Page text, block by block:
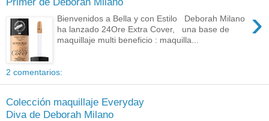
›
Bienvenidos a Bella y con Estilo Deborah Milano
ha lanzado 24Ore Extra Cover, una base de
maquillaje multi beneficio : maquilla...
2 comentarios:
Colección maquillaje Everyday
Diva de Deborah Milano